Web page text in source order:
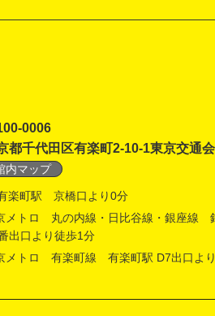
0006
都千代田区有楽町2-10-1東京交通
内マップ
楽町駅 京橋口より0分
メトロ 丸の内線・日比谷線・銀座線
出口より徒歩1分
メトロ 有楽町線 有楽町駅 D7出口よ